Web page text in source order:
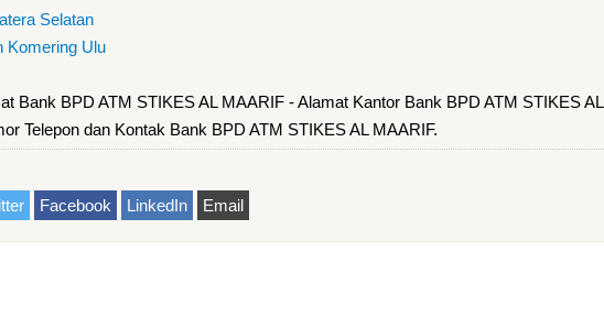
Selatan
Komering Ulu
Bank BPD ATM STIKES AL MAARIF - Alamat Kantor Bank BPD ATM STIKES AL
Telepon dan Kontak Bank BPD ATM STIKES AL MAARIF.
Facebook LinkedIn Email